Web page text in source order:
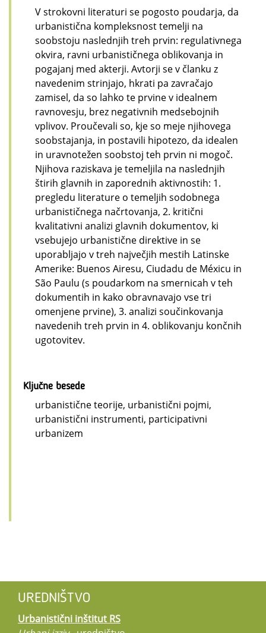
V strokovni literaturi se pogosto poudarja, da
urbanistična kompleksnost temelji na
soobstoju naslednjih treh prvin: regulativnega
okvira, ravni urbanističnega oblikovanja in
pogajanj med akterji. Avtorji se v članku z
navedenim strinjajo, hkrati pa zavračajo
zamisel, da so lahko te prvine v idealnem
ravnovesju, brez negativnih medsebojnih
vplivov. Proučevali so, kje so meje njihovega
soobstajanja, in postavili hipotezo, da idealen
in uravnotežen soobstoj teh prvin ni mogoč.
Njihova raziskava je temeljila na naslednjih
štirih glavnih in zaporednih aktivnostih: 1.
pregledu literature o temeljih sodobnega
urbanističnega načrtovanja, 2. kritični
kvalitativni analizi glavnih dokumentov, ki
vsebujejo urbanistične direktive in se
uporabljajo v treh največjih mestih Latinske
Amerike: Buenos Airesu, Ciudadu de Méxicu in
São Paulu (s poudarkom na smernicah v teh
dokumentih in kako obravnavajo vse tri
omenjene prvine), 3. analizi součinkovanja
navedenih treh prvin in 4. oblikovanju končnih
ugotovitev.
Ključne besede
urbanistične teorije, urbanistični pojmi,
urbanistični instrumenti, participativni
urbanizem
UREDNIŠTVO
Urbanistični inštitut RS